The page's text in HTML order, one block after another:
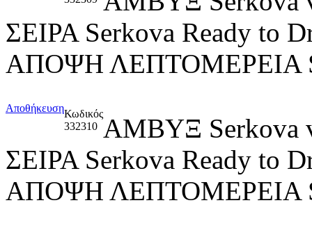
ΣΕΙΡΑ Serkova Ready to
ΑΠΟΨΗ ΛΕΠΤΟΜΕΡΕΙΑ
ΑποθήκευσηΚωδικός
332310 ΑΜΒΥΞ Serkova
ΣΕΙΡΑ Serkova Ready to
ΑΠΟΨΗ ΛΕΠΤΟΜΕΡΕΙΑ